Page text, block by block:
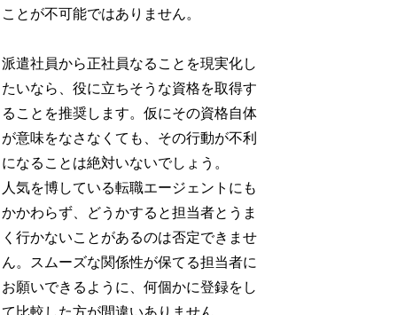
ことが不可能ではありません。
派遣社員から正社員なることを現実化し
たいなら、役に立ちそうな資格を取得す
ることを推奨します。仮にその資格自体
が意味をなさなくても、その行動が不利
になることは絶対いないでしょう。
人気を博している転職エージェントにも
かかわらず、どうかすると担当者とうま
く行かないことがあるのは否定できませ
ん。スムーズな関係性が保てる担当者に
お願いできるように、何個かに登録をし